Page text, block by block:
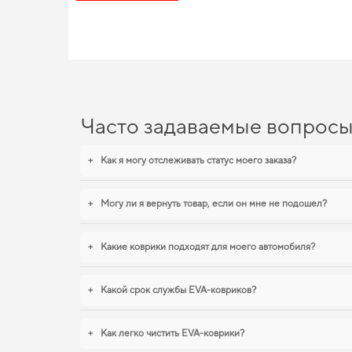
Часто задаваемые вопросы
+ Как я могу отслеживать статус моего заказа?
+ Могу ли я вернуть товар, если он мне не подошел?
+ Какие коврики подходят для моего автомобиля?
+ Какой срок службы EVA-ковриков?
+ Как легко чистить EVA-коврики?